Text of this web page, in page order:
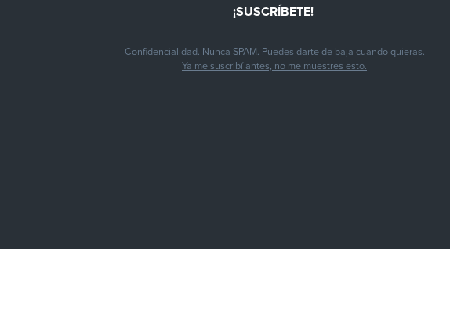
Confidencialidad. Nunca SPAM. Puedes darte de baja cuando quieras.
Ya me suscribí antes, no me muestres esto.